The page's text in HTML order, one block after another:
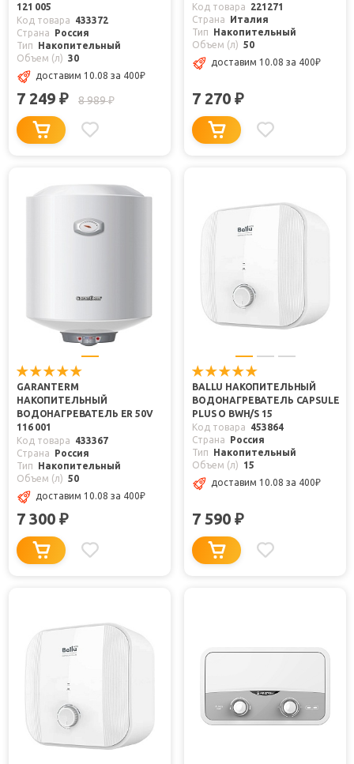
121 005
Код товара
433372
Страна
Россия
Тип
Накопительный
Объем (л) 30
доставим 10.08 за 400₽
7 249 ₽ 8 989₽
Код товара
221271
Страна
Италия
Тип
Накопительный
Объем (л) 50
доставим 10.08 за 400₽
7 270 ₽
GARANTERM
НАКОПИТЕЛЬНЫЙ
ВОДОНАГРЕВАТЕЛЬ ER 50V
116 001
Код товара
433367
Страна
Россия
Тип
Накопительный
Объем (л) 50
доставим 10.08 за 400₽
7 300 ₽
BALLU НАКОПИТЕЛЬНЫЙ
ВОДОНАГРЕВАТЕЛЬ CAPSULE
PLUS O BWH/S 15
Код товара
453864
Страна
Россия
Тип
Накопительный
Объем (л)
15
доставим 10.08 за 400₽
7 590 ₽